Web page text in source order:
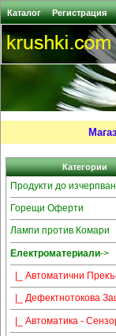
Каталог Регистрация
Категории
Продукти до
Горещи Оферти
Лампи против Комари
Електроматериали->
|_ Автоматични
|_ Дефектнотокова
|_ Автоматика -